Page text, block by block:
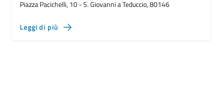
Piazza Pacichelli, 10 - S. Giovanni a Teduccio, 80146
Leggi di più